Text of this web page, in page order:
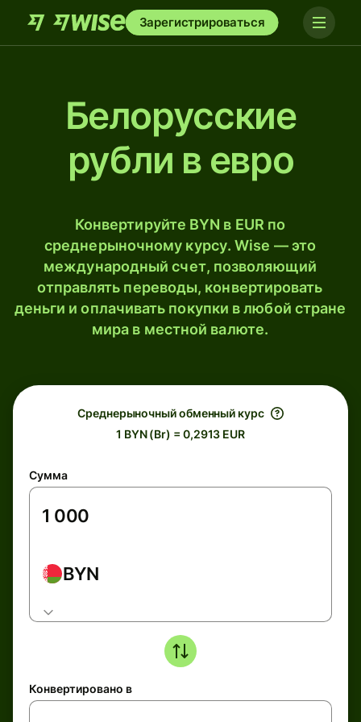
Зарегистрироваться
Белорусские
рубли в евро
Конвертируйте BYN в EUR по
среднерыночному курсу. Wise — это
международный счет, позволяющий
отправлять переводы, конвертировать
деньги и оплачивать покупки в любой стране
мира в местной валюте.
Среднерыночный обменный курс
1 BYN (Br) = 0,2913 EUR
Сумма
BYN
Конвертировано в